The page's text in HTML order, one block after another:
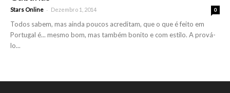
Stars Online - Dezembro 1, 2014 0
Todos sabem, mas ainda poucos acreditam, que o que é feito em
Portugal é... mesmo bom, mas também bonito e com estilo. A prová-
lo...